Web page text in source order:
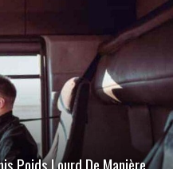
Poids Lourd De Manière